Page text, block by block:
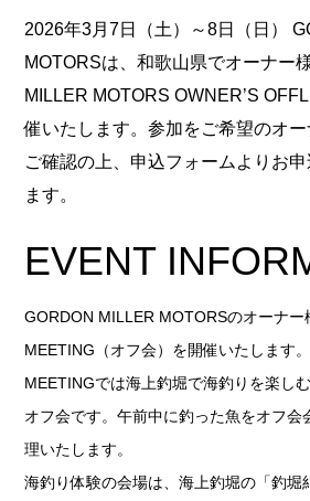
2026年3月7日（土）～8日（日）
MOTORSは、和歌山県でオーナー
MILLER MOTORS OWNER’S
催いたします。参加をご希望のオ
ご確認の上、申込フォームよりお
ます。
EVENT
GORDON MILLER MOTORSのオーナ
MEETING（オフ会）を開催いたします
MEETINGでは海上釣堀で海釣りを楽し
オフ会です。午前中に釣った魚をオフ会
理いたします。
海釣り体験の会場は、海上釣堀の「釣堀